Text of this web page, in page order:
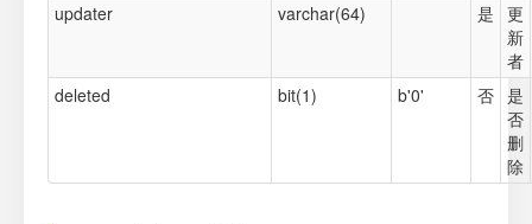
updater
varchar(64) 是 更
新
者
deleted
bit(1) b'0' 否 是
否
删
除